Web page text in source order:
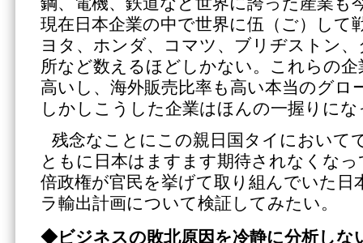
現在日本企業の中で世界に伍（ご）して
ヨタ、ホンダ、コマツ、ブリヂストン
所など数えるほどしかない。これらの企
高いし、海外販売比率も高い本当のグロ
しかしこうした企業はほんの一握りに
残念なことにこの親日国タイにおいて
ともに日本はますます期待されなくな
倍政権が官民を挙げて取り組んでいた日
ラ輸出計画について検証してみたい。
◆ビジネスの敗北原因を冷静に分析しな